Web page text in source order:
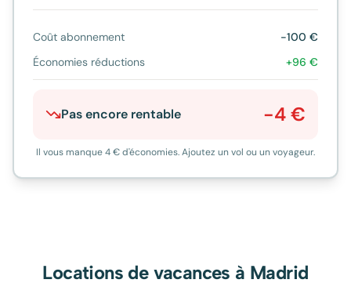
Coût abonnement -100 €
Économies réductions
+96 €
Pas encore rentable -4€
Il vous manque 4 € d'économies. Ajoutez un vol ou un voyageur.
Locations de vacances à Madrid